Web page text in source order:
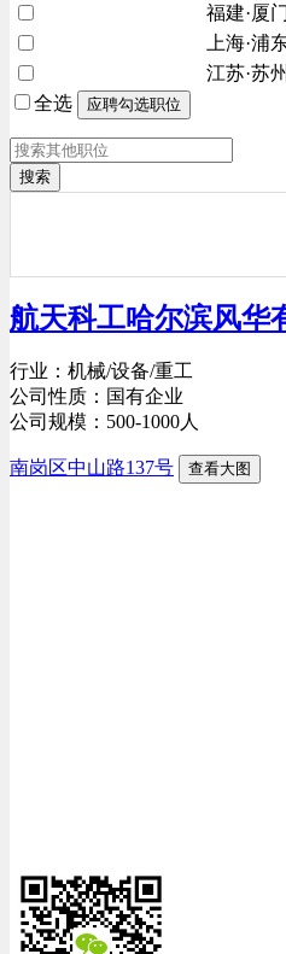
福建·厦门
上海·浦
江苏·苏州
全选
搜索
航天科工哈尔滨风华
行业：机械/设备/重工
公司性质：国有企业
公司规模：500-1000人
南岗区中山路137号 查看大图